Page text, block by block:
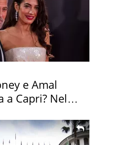
e Amal
a Capri? Nel